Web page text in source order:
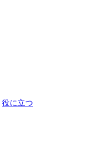
役に立つ